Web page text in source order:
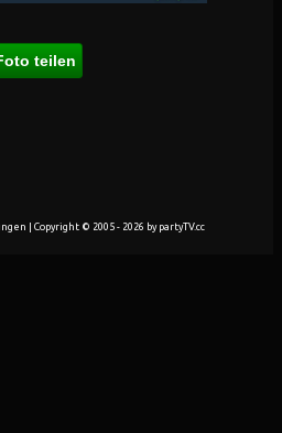
teilen
| Copyright © 2005 - 2026 by partyTV.cc